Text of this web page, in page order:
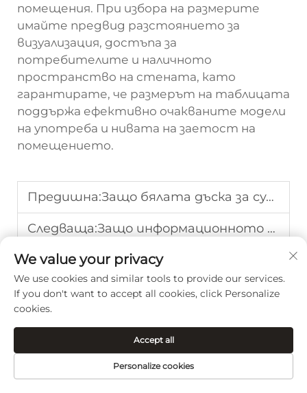
помещения. При избора на размерите
имайте предвид разстоянието за
визуализация, достъпа за
потребителите и наличното
пространство на стената, като
гарантирате, че размерът на таблицата
поддържа ефективно очакваните модели
на употреба и нивата на заетост на
помещението.
Предишна:Защо бялата дъска за сухо изтриване е идеална за модерните работни среди?
Следваща:Защо информационното табло е задължително за училища и работни места
We value your privacy
We use cookies and similar tools to provide our services.
If you don't want to accept all cookies, click Personalize
cookies.
Personalize cookies
Accept all